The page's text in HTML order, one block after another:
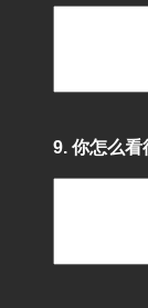
9. 你怎么看